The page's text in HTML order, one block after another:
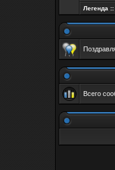
Легенда ::
Всего